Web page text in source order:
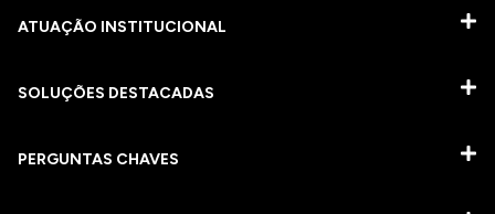
ATUAÇÃO INSTITUCIONAL
SOLUÇÕES DESTACADAS
PERGUNTAS CHAVES​